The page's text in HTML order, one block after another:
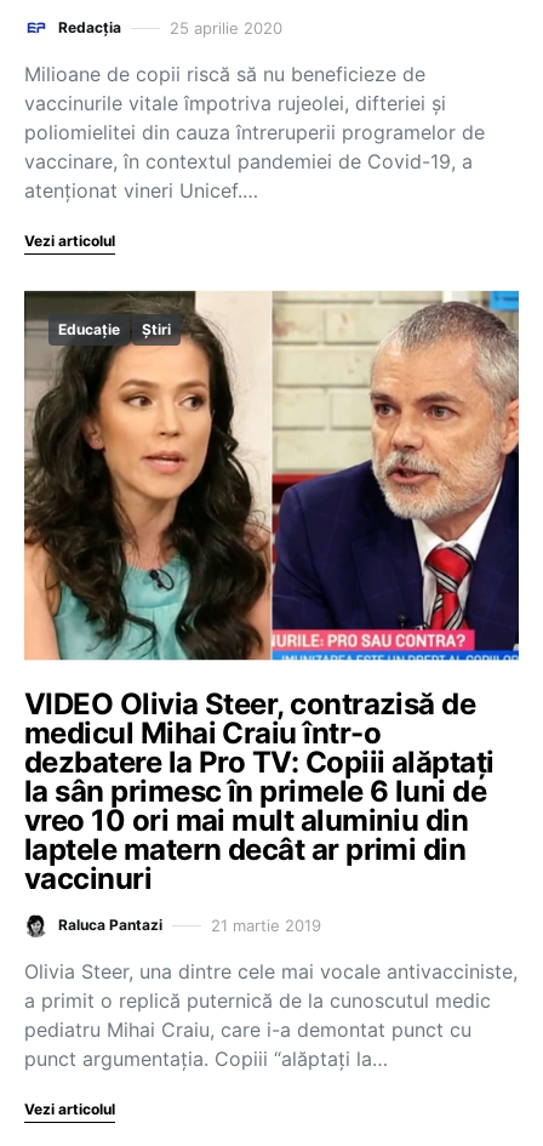
Redacția 25 aprilie 2020
Milioane de copii riscă să nu beneficieze de
vaccinurile vitale împotriva rujeolei, difteriei şi
poliomielitei din cauza întreruperii programelor de
vaccinare, în contextul pandemiei de Covid-19, a
atenţionat vineri Unicef.…
Vezi articolul
Educație Știri
VIDEO Olivia Steer, contrazisă de
medicul Mihai Craiu într-o
dezbatere la Pro TV: Copiii alăptați
la sân primesc în primele 6 luni de
vreo 10 ori mai mult aluminiu din
laptele matern decât ar primi din
vaccinuri
Raluca Pantazi 21 martie 2019
Olivia Steer, una dintre cele mai vocale antivacciniste,
a primit o replică puternică de la cunoscutul medic
pediatru Mihai Craiu, care i-a demontat punct cu
punct argumentația. Copiii “alăptați la…
Vezi articolul